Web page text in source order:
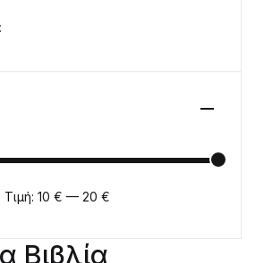
Βιβλία
Τιμή: 10 € — 20 €